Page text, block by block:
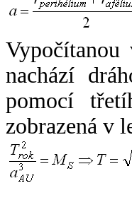
Vypočítanou
nachází
pomocí
zobrazená v